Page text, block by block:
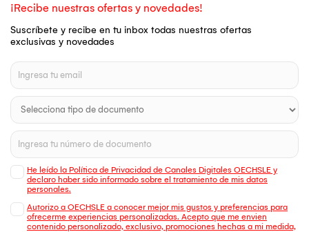
¡Recibe nuestras ofertas y novedades!
Suscríbete y recibe en tu inbox todas nuestras ofertas
exclusivas y novedades
He leído la Política de Privacidad de Canales Digitales OECHSLE y
declaro haber sido informado sobre el tratamiento de mis datos
personales.
Autorizo a OECHSLE a conocer mejor mis gustos y preferencias para
ofrecerme experiencias personalizadas. Acepto que me envien
contenido personalizado, exclusivo, promociones hechas a mi medida,